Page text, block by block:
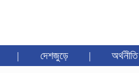
| দেশজুড়ে | অর্থনীতি